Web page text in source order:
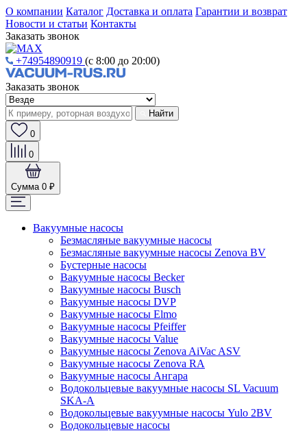
О компании Каталог Доставка и оплата Гарантии и возврат
Новости и статьи Контакты
Заказать звонок
+74954890919 (с 8:00 до 20:00)
Заказать звонок
Найти
0
0
Сумма 0 ₽
Вакуумные насосы
Безмасляные вакуумные насосы
Безмасляные вакуумные насосы Zenova BV
Бустерные насосы
Вакуумные насосы Becker
Вакуумные насосы Busch
Вакуумные насосы DVP
Вакуумные насосы Elmo
Вакуумные насосы Pfeiffer
Вакуумные насосы Value
Вакуумные насосы Zenova AiVac ASV
Вакуумные насосы Zenova RA
Вакуумные насосы Ангара
Водокольцевые вакуумные насосы SL Vacuum
SKA-A
Водокольцевые вакуумные насосы Yulo 2BV
Водокольцевые насосы